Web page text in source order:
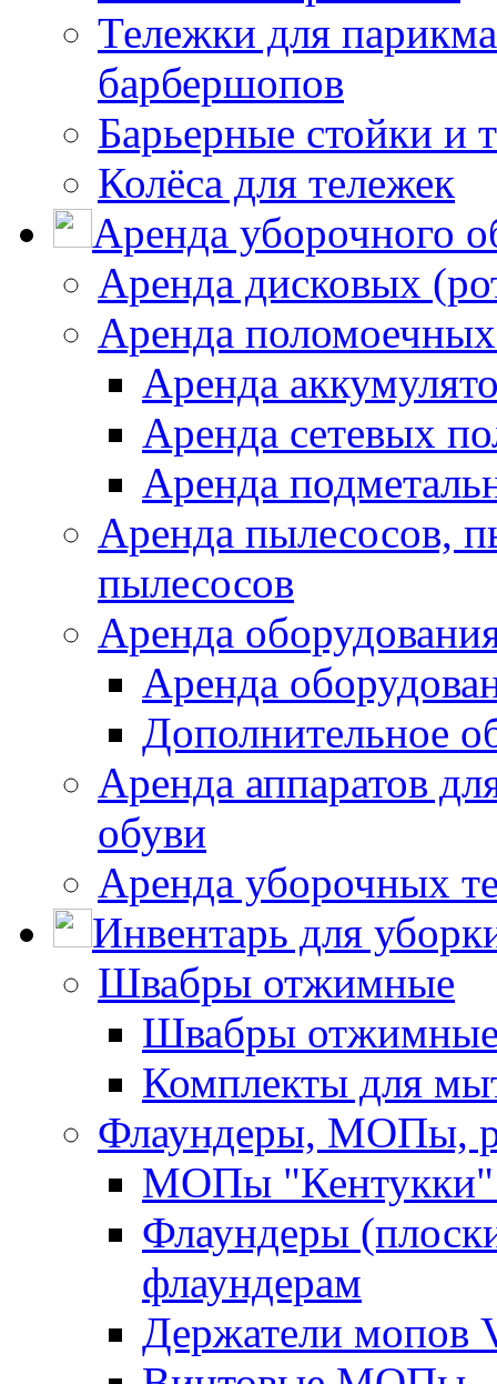
Тележки для
барбершопов
Барьерные стойки и
Колёса для тележек
Аренда уборочного
Аренда дисковых
Аренда
Аренда
Аренда сетевых
Аренда
Аренда пылесосов,
пылесосов
Аренда
Аренда
Дополнительное
Аренда аппаратов
обуви
Аренда уборочных
Инвентарь для
Швабры отжимные
Швабры
Комплекты для
Флаундеры, МОПы,
МОПы "Кентукки"
Флаундеры
флаундерам
Держатели мопов